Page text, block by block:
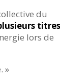
du
lors de
»